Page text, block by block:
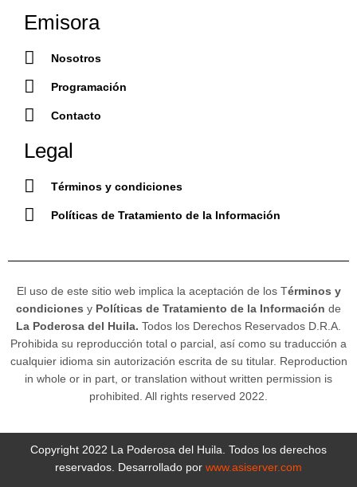
Emisora
Nosotros
Programación
Contacto
Legal
Términos y condiciones
Políticas de Tratamiento de la Información
El uso de este sitio web implica la aceptación de los Términos y
condiciones y Políticas de Tratamiento de la Información de
La Poderosa del Huila. Todos los Derechos Reservados D.R.A.
Prohibida su reproducción total o parcial, así como su traducción a
cualquier idioma sin autorización escrita de su titular. Reproduction
in whole or in part, or translation without written permission is
prohibited. All rights reserved 2022.
Copyright 2022 La Poderosa del Huila. Todos los derechos
reservados. Desarrollado por www.asiserver.com